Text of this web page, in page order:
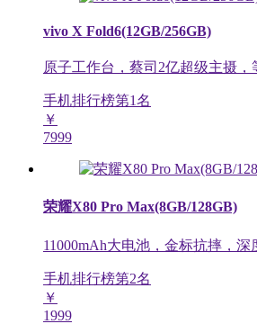
vivo X Fold6(12GB/256GB)
原子工作台，蔡司2亿超级主摄，
手机排行榜第1名
￥
7999
荣耀X80 Pro Max(8GB/128GB)
11000mAh大电池，金标抗摔，深
手机排行榜第2名
￥
1999